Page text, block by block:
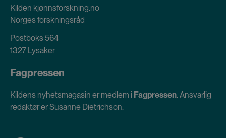
Kilden kjønnsforskning.no
Norges forskningsråd
Postboks 564
1327 Lysaker
Fagpressen
Kildens nyhetsmagasin er medlem i Fagpressen. Ansvarlig
redaktør er Susanne Dietrichson.